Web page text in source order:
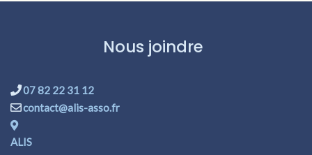
Nous joindre
07 82 22 31 12
contact@alis-asso.fr
ALIS